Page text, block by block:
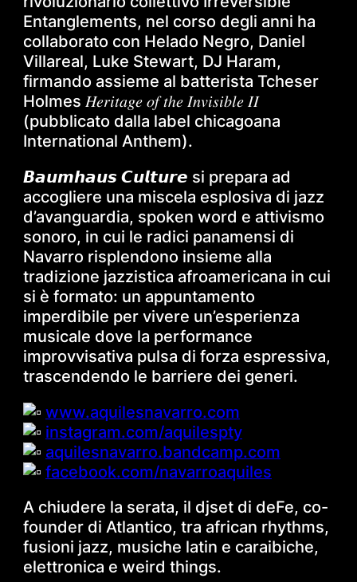
Entanglements, nel corso degli anni ha
collaborato con Helado Negro, Daniel
Villareal, Luke Stewart, DJ Haram,
firmando assieme al batterista Tcheser
Holmes 𝐻𝑒𝑟𝑖𝑡𝑎𝑔𝑒 𝑜𝑓 𝑡ℎ𝑒 𝐼𝑛𝑣𝑖𝑠𝑖𝑏𝑙𝑒 𝐼𝐼
(pubblicato dalla label chicagoana
International Anthem).
𝘽𝙖𝙪𝙢𝙝𝙖𝙪𝙨 𝘾𝙪𝙡𝙩𝙪𝙧𝙚 si prepara ad
accogliere una miscela esplosiva di jazz
d’avanguardia, spoken word e attivismo
sonoro, in cui le radici panamensi di
Navarro risplendono insieme alla
tradizione jazzistica afroamericana in cui
si è formato: un appuntamento
imperdibile per vivere un’esperienza
musicale dove la performance
improvvisativa pulsa di forza espressiva,
trascendendo le barriere dei generi.
www.aquilesnavarro.com
instagram.com/aquilespty
aquilesnavarro.bandcamp.com
facebook.com/navarroaquiles
A chiudere la serata, il djset di deFe, co-
founder di Atlantico, tra african rhythms,
fusioni jazz, musiche latin e caraibiche,
elettronica e weird things.